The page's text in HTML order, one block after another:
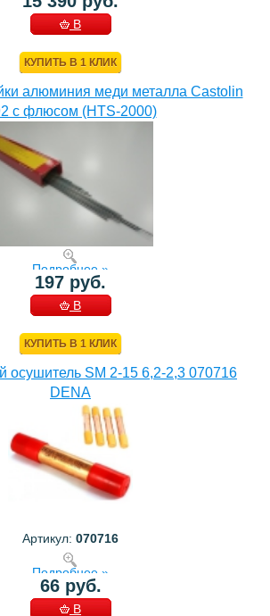
В
КУПИТЬ В 1 КЛИК
алюминия меди металла Castolin
с флюсом (HTS-2000)
Подробнее »
197 руб.
В
КУПИТЬ В 1 КЛИК
осушитель SM 2-15 6,2-2,3 070716
DENA
Артикул: 070716
Подробнее »
66 руб.
В